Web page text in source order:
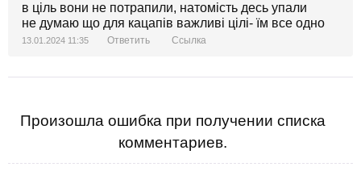
в ціль вони не потрапили, натомість десь упали
не думаю що для кацапів важливі цілі- їм все одно
13.01.2024 11:35 Ответить Ссылка
Произошла ошибка при получении списка
комментариев.